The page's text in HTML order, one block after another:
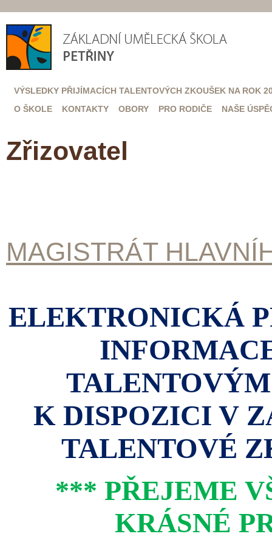
VÝSLEDKY PŘIJÍMACÍCH TALENTOVÝCH ZKOUŠEK NA ROK
O ŠKOLE
KONTAKTY OBORY PRO RODIČE NAŠE
Zřizovatel
MAGISTRÁT
ELEKTRONICKÁ
K DISPOZICI V
TALENTOVÉ
*** PŘEJEME
KRÁSNÉ